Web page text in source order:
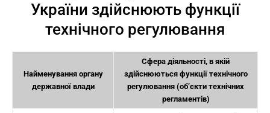
України здійснюють функції
технічного регулювання
Найменування органу
державної влади
Сфера діяльності, в якій
здійснюються функції технічного
регулювання (об’єкти технічних
регламентів)